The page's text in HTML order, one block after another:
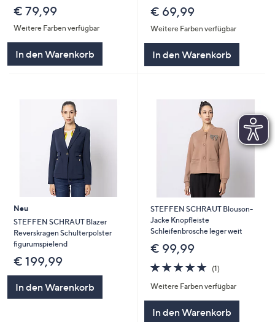
€ 79,99
Weitere Farben verfügbar
In den Warenkorb
€ 69,99
Weitere Farben verfügbar
In den Warenkorb
Neu
STEFFEN SCHRAUT Blazer
Reverskragen Schulterpolster
figurumspielend
€ 199,99
In den Warenkorb
STEFFEN SCHRAUT Blouson-
Jacke Knopfleiste
Schleifenbrosche leger weit
€ 99,99
5.0
von
5
(1)1
Weitere Farben verfügbar
In den Warenkorb